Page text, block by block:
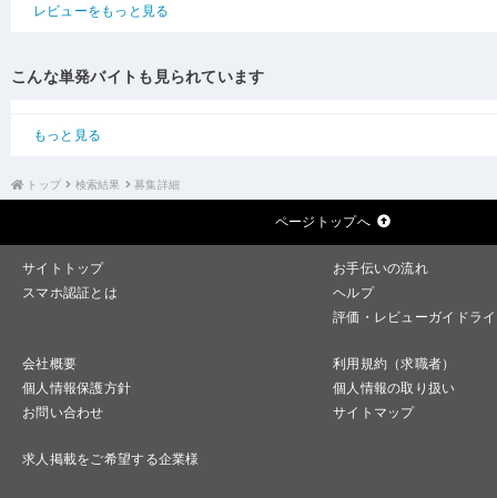
レビューをもっと見る
こんな単発バイトも見られています
もっと見る
トップ 検索結果 募集詳細
ページトップへ
サイトトップ
お手伝いの流れ
スマホ認証とは
ヘルプ
評価・レビューガイドラ
会社概要
利用規約（求職者）
個人情報保護方針
個人情報の取り扱い
お問い合わせ
サイトマップ
求人掲載をご希望する企業様